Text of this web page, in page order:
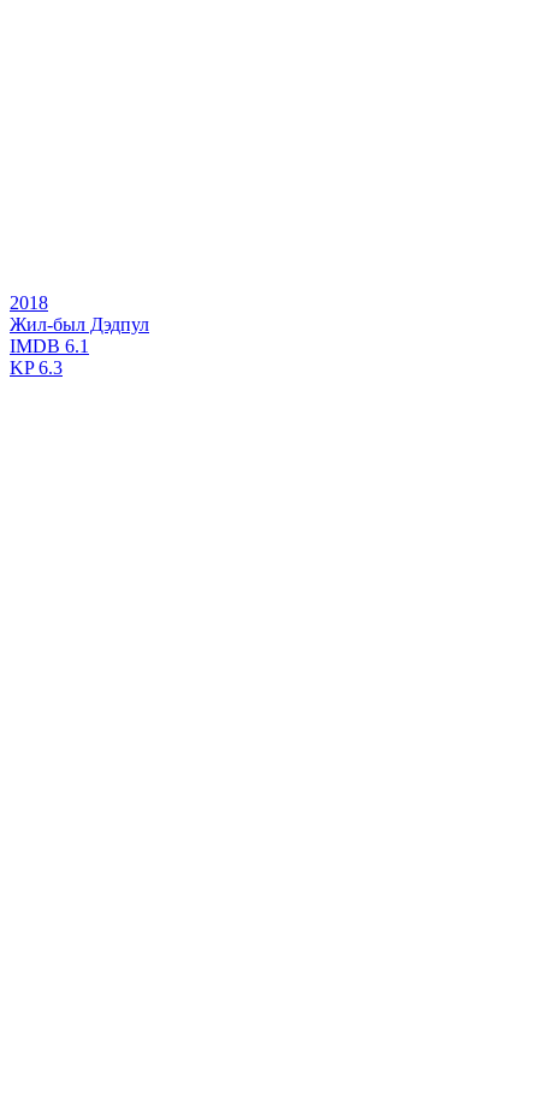
2018
Жил-был Дэдпул
IMDB 6.1
KP6.3